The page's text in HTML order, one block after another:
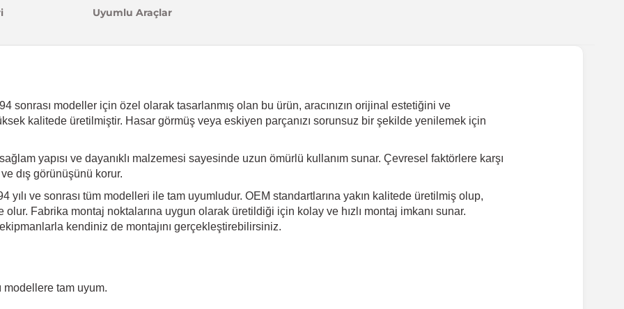
Uyumlu Araçlar
sonrası modeller için özel olarak tasarlanmış olan bu ürün, aracınızın orijinal estetiğini ve
kalitede üretilmiştir. Hasar görmüş veya eskiyen parçanızı sorunsuz bir şekilde yenilemek için
yapısı ve dayanıklı malzemesi sayesinde uzun ömürlü kullanım sunar. Çevresel faktörlere karşı
dış görünüşünü korur.
yılı ve sonrası tüm modelleri ile tam uyumludur. OEM standartlarına yakın kalitede üretilmiş olup,
olur. Fabrika montaj noktalarına uygun olarak üretildiği için kolay ve hızlı montaj imkanı sunar.
kendiniz de montajını gerçekleştirebilirsiniz.
modellere tam uyum.